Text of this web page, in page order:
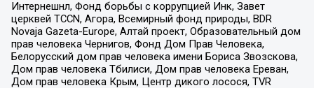
Интернешнл, Фонд борьбы с коррупцией Инк, Завет
церквей TCCN, Агора, Всемирный фонд природы, BDR
Novaja Gazeta-Europe, Алтай проект, Образовательный дом
прав человека Чернигов, Фонд Дом Прав Человека,
Белорусский дом прав человека имени Бориса Звозскова,
Дом прав человека Тбилиси, Дом прав человека Ереван,
Дом прав человека Крым, Центр дикого лосося, TVR